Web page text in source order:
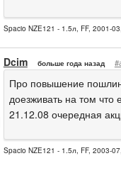
Spacio NZE121 - 1.5л, FF, 2001-
Dcim больше года назад
Про повышение пошлин
доезживать на том что
21.12.08 очередная
Spacio NZE121 - 1.5л, FF, 2003-